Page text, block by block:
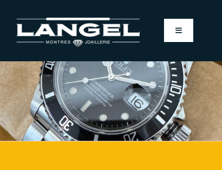
contenu
Toggle
Navigation
HOME
LANGEL VINTAGE
MONTRES